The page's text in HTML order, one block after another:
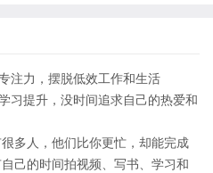
注力，摆脱低效工作和生活
习提升，没时间追求自己的热爱和
多人，他们比你更忙，却能完成
己的时间拍视频、写书、学习和